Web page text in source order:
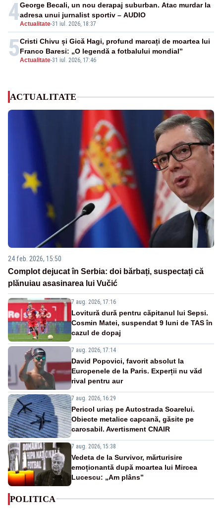
4Actualitate-31 iul. 2026, 18:37
George Becali, un nou derapaj suburban. Atac murdar la
adresa unui jurnalist sportiv – AUDIO
5Actualitate-31 iul. 2026, 17:46
Cristi Chivu și Gică Hagi, profund marcați de moartea lui
Franco Baresi: „O legendă a fotbalului mondial”
ACTUALITATE
24 feb. 2026, 15:50
Complot dejucat în Serbia: doi bărbați, suspectați că
plănuiau asasinarea lui Vučić
7 aug. 2026, 17:16
Lovitură dură pentru căpitanul lui Sepsi.
Cosmin Matei, suspendat 9 luni de TAS în
cazul de dopaj
7 aug. 2026, 17:14
David Popovici, favorit absolut la
Europenele de la Paris. Experții nu văd
rival pentru aur
7 aug. 2026, 16:29
Pericol uriaș pe Autostrada Soarelui.
Obiecte metalice capcană, găsite pe
carosabil. Avertisment CNAIR
7 aug. 2026, 15:38
Vedeta de la Survivor, mărturisire
emoționantă după moartea lui Mircea
Lucescu: „Am plâns”
POLITICA